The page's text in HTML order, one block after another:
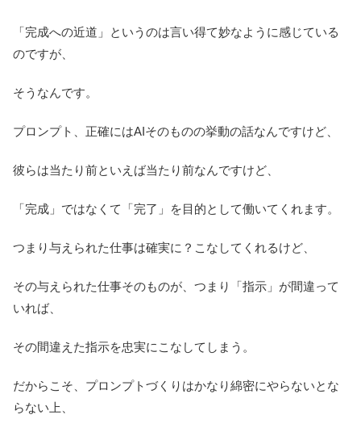
「完成への近道」というのは言い得て妙なように感じている
のですが、
そうなんです。
プロンプト、正確にはAIそのものの挙動の話なんですけど、
彼らは当たり前といえば当たり前なんですけど、
「完成」ではなくて「完了」を目的として働いてくれます。
つまり与えられた仕事は確実に？こなしてくれるけど、
その与えられた仕事そのものが、つまり「指示」が間違って
いれば、
その間違えた指示を忠実にこなしてしまう。
だからこそ、プロンプトづくりはかなり綿密にやらないとな
らない上、